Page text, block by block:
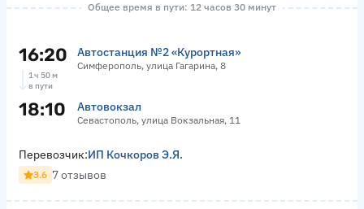
Общее время в пути: 12 часов 30 минут
16:20 Автостанция №2 «Курортная»
Симферополь, улица Гагарина, 8
1 ч 50 м
в пути
18:10 Автовокзал
Севастополь, улица Вокзальная, 11
Перевозчик:ИП Кочкоров Э.Я.
3.6 7 отзывов